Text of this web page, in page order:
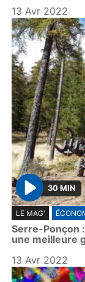
y
13 Avr 2022
P
l
a
y
30 MIN
LE MAG'
Serre-Ponçon
une meilleure
13 Avr 2022